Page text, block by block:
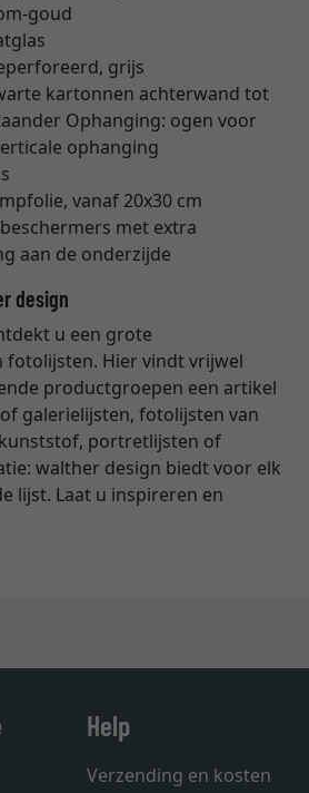
goud
grijs
kartonnen achterwand tot
Ophanging: ogen voor
ophanging
vanaf 20x30 cm
met extra
aan de onderzijde
design
u een grote
fotolijsten. Hier vindt vrijwel
productgroepen een artikel
galerielijsten, fotolijsten van
portretlijsten of
walther design biedt voor elk
lijst. Laat u inspireren en
Help
Verzending en kosten